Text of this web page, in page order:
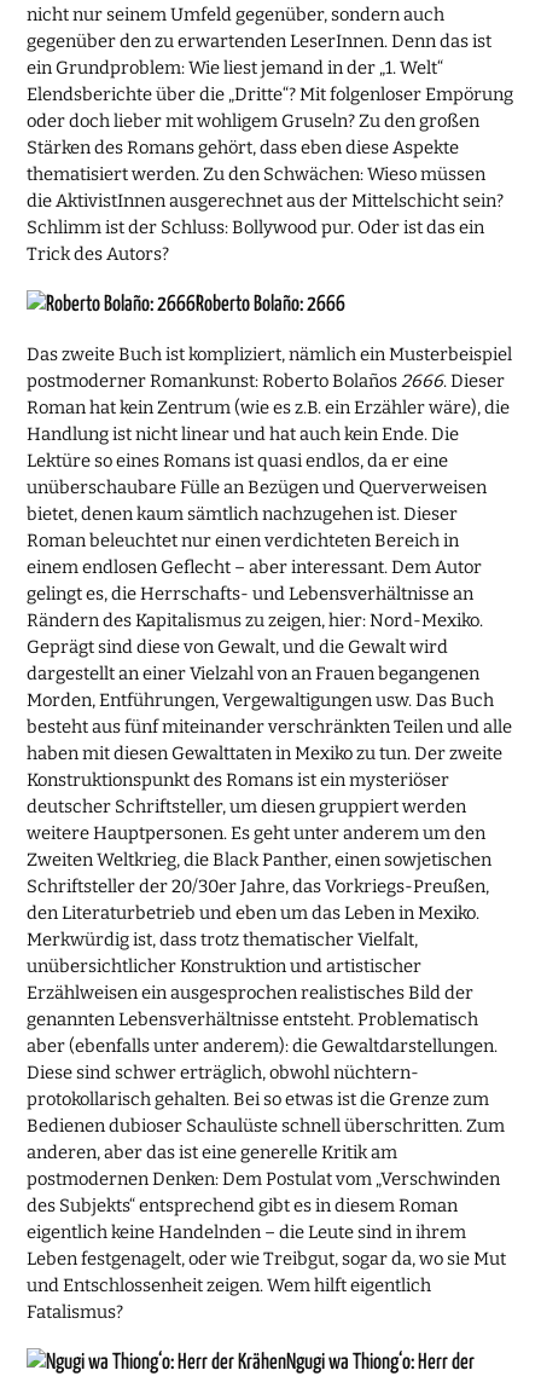
nicht nur seinem Umfeld gegenüber, sondern auch
gegenüber den zu erwartenden LeserInnen. Denn das ist
ein Grundproblem: Wie liest jemand in der „1. Welt“
Elendsberichte über die „Dritte“? Mit folgenloser Empörung
oder doch lieber mit wohligem Gruseln? Zu den großen
Stärken des Romans gehört, dass eben diese Aspekte
thematisiert werden. Zu den Schwächen: Wieso müssen
die AktivistInnen ausgerechnet aus der Mittelschicht sein?
Schlimm ist der Schluss: Bollywood pur. Oder ist das ein
Trick des Autors?
Roberto Bolaño: 2666
Das zweite Buch ist kompliziert, nämlich ein Musterbeispiel
postmoderner Romankunst: Roberto Bolaños2666. Dieser
Roman hat kein Zentrum (wie es z.B. ein Erzähler wäre), die
Handlung ist nicht linear und hat auch kein Ende. Die
Lektüre so eines Romans ist quasi endlos, da er eine
unüberschaubare Fülle an Bezügen und Querverweisen
bietet, denen kaum sämtlich nachzugehen ist. Dieser
Roman beleuchtet nur einen verdichteten Bereich in
einem endlosen Geflecht – aber interessant. Dem Autor
gelingt es, die Herrschafts- und Lebensverhältnisse an
Rändern des Kapitalismus zu zeigen, hier: Nord-Mexiko.
Geprägt sind diese von Gewalt, und die Gewalt wird
dargestellt an einer Vielzahl von an Frauen begangenen
Morden, Entführungen, Vergewaltigungen usw. Das Buch
besteht aus fünf miteinander verschränkten Teilen und alle
haben mit diesen Gewalttaten in Mexiko zu tun. Der zweite
Konstruktionspunkt des Romans ist ein mysteriöser
deutscher Schriftsteller, um diesen gruppiert werden
weitere Hauptpersonen. Es geht unter anderem um den
Zweiten Weltkrieg, die Black Panther, einen sowjetischen
Schriftsteller der 20/30er Jahre, das Vorkriegs-Preußen,
den Literaturbetrieb und eben um das Leben in Mexiko.
Merkwürdig ist, dass trotz thematischer Vielfalt,
unübersichtlicher Konstruktion und artistischer
Erzählweisen ein ausgesprochen realistisches Bild der
genannten Lebensverhältnisse entsteht. Problematisch
aber (ebenfalls unter anderem): die Gewaltdarstellungen.
Diese sind schwer erträglich, obwohl nüchtern-
protokollarisch gehalten. Bei so etwas ist die Grenze zum
Bedienen dubioser Schaulüste schnell überschritten. Zum
anderen, aber das ist eine generelle Kritik am
postmodernen Denken: Dem Postulat vom „Verschwinden
des Subjekts“ entsprechend gibt es in diesem Roman
eigentlich keine Handelnden – die Leute sind in ihrem
Leben festgenagelt, oder wie Treibgut, sogar da, wo sie Mut
und Entschlossenheit zeigen. Wem hilft eigentlich
Fatalismus?
Ngugi wa Thiong‘o: Herr der